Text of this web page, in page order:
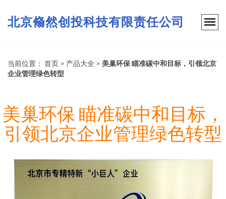
北京翛然创投科技有限责任公司
当前位置： 首页 > 产品大全 > 美巢环保 瞄准碳中和目标，引领北京
企业管理绿色转型
美巢环保 瞄准碳中和目标，
引领北京企业管理绿色转型